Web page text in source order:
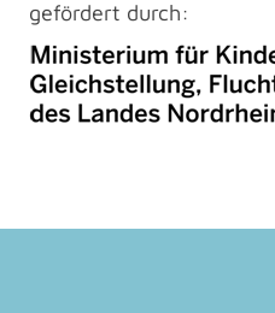
gefördert durch: